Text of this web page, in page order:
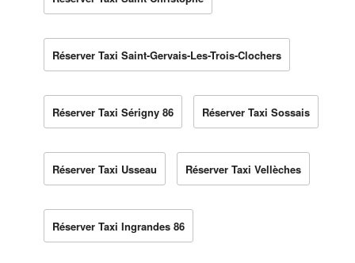
Réserver Taxi Saint-Gervais-Les-Trois-Clochers
Réserver Taxi Sérigny 86 Réserver Taxi Sossais
Réserver Taxi Usseau Réserver Taxi Vellèches
Réserver Taxi Ingrandes 86